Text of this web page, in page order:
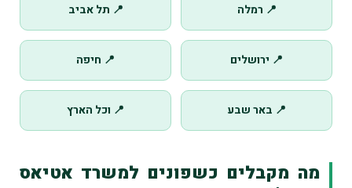
📍 רמלה 📍 תל אביב
📍 ירושלים 📍 חיפה
📍 באר שבע 📍 וכל הארץ
מה מקבלים כשפונים למשרד אטיאס